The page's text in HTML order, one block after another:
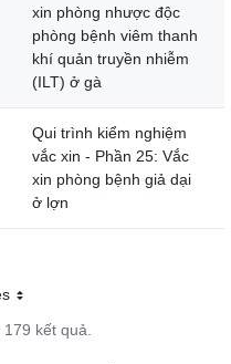
xin phòng nhược độc
phòng bệnh viêm thanh
khí quản truyền nhiễm
(ILT) ở gà
Qui trình kiểm nghiệm
vắc xin - Phần 25: Vắc
xin phòng bệnh giả dại
ở lợn
trang
kết quả.